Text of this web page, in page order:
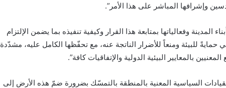
وإشرافها المباشر على هذا الأمر”.
المدينة وفعالياتها بمتابعة هذا القرار وكيفية تنفيذه بما يضمن الإلتزام
حمايةً للبيئة ومنعاً للأضرار الناتجة عنه، مع تحفّظها الكامل عليه، مشدّدة
بالمعايير البيئية الدولية والإتفاقيات كافة”.
السياسية المعنية بالمنطقة بالتمسّك بضرورة ضمّ هذه الأرض إلى